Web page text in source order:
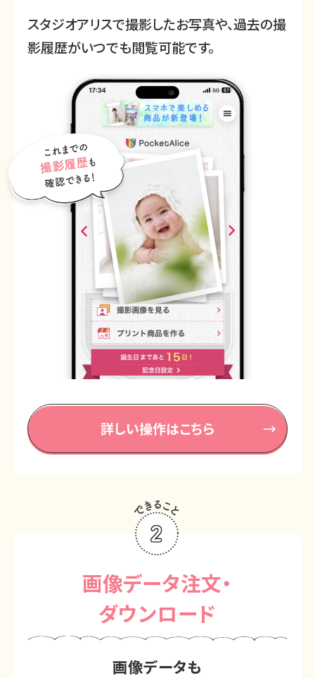
スタジオアリスで撮影したお写真や、過去の撮
影履歴がいつでも閲覧可能です。
詳しい操作はこちら
画像データ注文・
ダウンロード
画像データも